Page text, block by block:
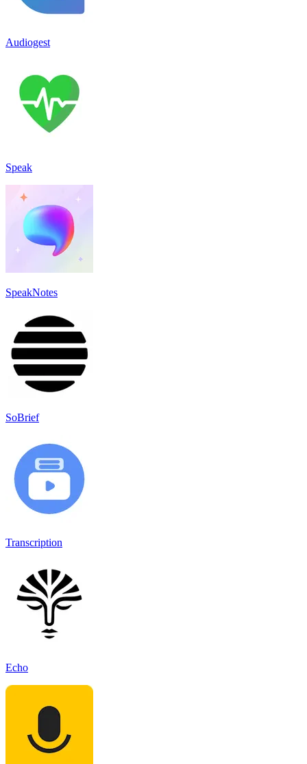
Audiogest
Speak
SpeakNotes
SoBrief
Transcription
Echo